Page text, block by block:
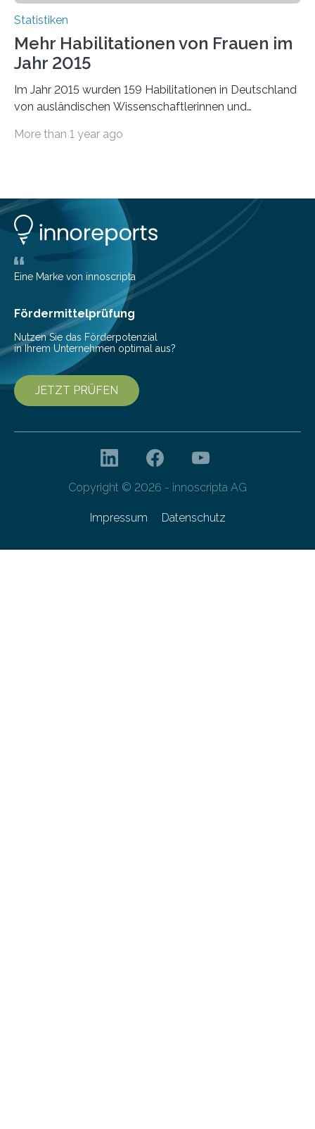
Statistiken
Mehr Habilitationen von Frauen im
Jahr 2015
Im Jahr 2015 wurden 159 Habilitationen in Deutschland
von ausländischen Wissenschaftlerinnen und
More than 1 year ago
Eine Marke von innoscripta
Fördermittelprüfung
Nutzen Sie das Förderpotenzial
in Ihrem Unternehmen optimal aus?
JETZT PRÜFEN
Copyright © 2026 - innoscripta AG
Impressum Datenschutz